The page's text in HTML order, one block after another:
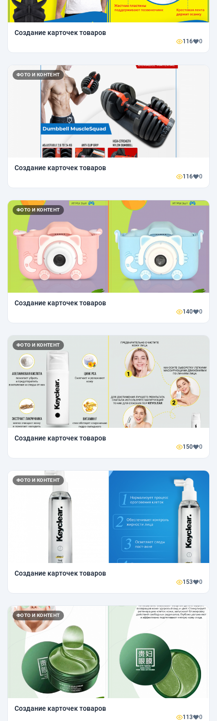
Создание карточек товаров
116 0
ФОТО И КОНТЕНТ
Создание карточек товаров
116 0
ФОТО И КОНТЕНТ
Создание карточек товаров
140 0
ФОТО И КОНТЕНТ
Создание карточек товаров
150 0
ФОТО И КОНТЕНТ
Создание карточек товаров
153 0
ФОТО И КОНТЕНТ
Создание карточек товаров
113 0